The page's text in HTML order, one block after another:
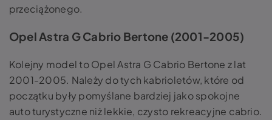
przeciążonego.
Opel Astra G Cabrio Bertone (2001-2005)
Kolejny model to Opel Astra G Cabrio Bertone z lat
2001-2005. Należy do tych kabrioletów, które od
początku były pomyślane bardziej jako spokojne
auto turystyczne niż lekkie, czysto rekreacyjne cabrio.